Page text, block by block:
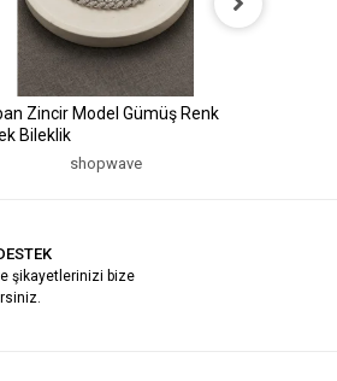
Zincir Model Gümüş Renk
Bileklik
shopwave
şikayetlerinizi bize